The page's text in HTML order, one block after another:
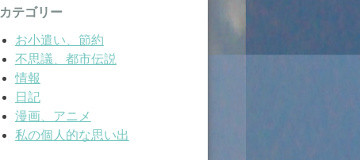
カテゴリー
お小遣い、節約
不思議、都市伝説
情報
日記
漫画、アニメ
私の個人的な思い出